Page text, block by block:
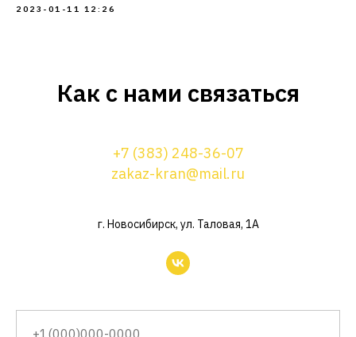
2023-01-11 12:26
Как с нами связаться
+7 (383) 248-36-07
zakaz-kran@mail.ru
г. Новосибирск, ул. Таловая, 1А